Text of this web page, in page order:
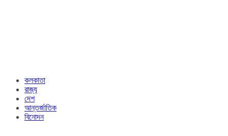
কলকাতা
রাজ্য​
দেশ
আন্তর্জাতিক
বিনোদন